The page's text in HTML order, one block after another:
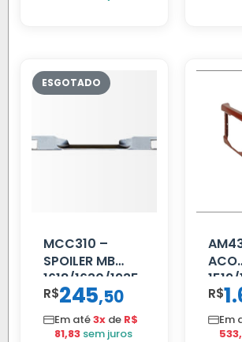
MCC310 –
SPOILER MB
1618/1630/1935
02 FAR
R$245,50
Em até3x de R$
81,83 sem juros
ACO
R$
Em